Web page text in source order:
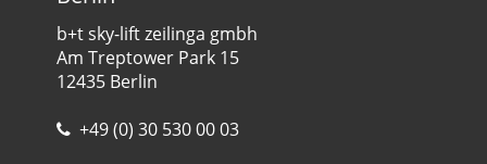
b+t sky-lift zeilinga gmbh
Am Treptower Park 15
12435 Berlin
+49 (0) 30 530 00 03